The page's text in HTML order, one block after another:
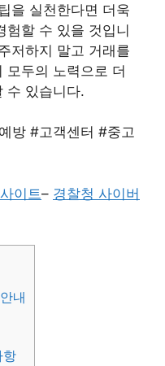
을 실천한다면 더욱
험할 수 있을 것입니
저하지 말고 거래를
모두의 노력으로 더
수 있습니다.
방 #고객센터 #중고
이트– 경찰청 사이버
내
항